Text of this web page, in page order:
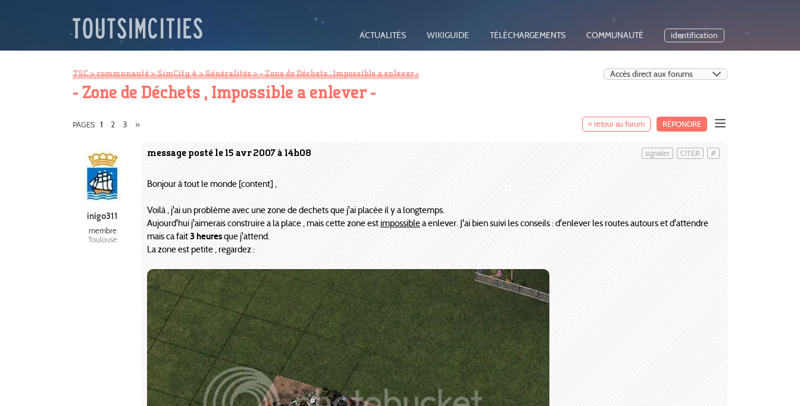
ACTUALITÉS WIKIGUIDE TÉLÉCHARGEMENTS COMMUNAUTÉ identification
TSC>communauté>SimCity 4>Généralités> - Zone de Déchets , Impossible a enlever -
- Zone de Déchets , Impossible a enlever -
« retour au forum RÉPONDRE
PAGES 1 2 3 »
message posté le 15 avr 2007 à 14h08 #
CITER
signaler
inigo311
membre
Toulouse
Bonjour à tout le monde [content] ,
Voilà , j'ai un problème avec une zone de dechets que j'ai placée il y a longtemps.
Aujourd'hui j'aimerais construire a la place , mais cette zone estimpossiblea enlever. J'ai bien suivi les conseils : d'enlever les routes autours et d'attendre
mais ca fait3 heuresque j'attend.
La zone est petite , regardez :